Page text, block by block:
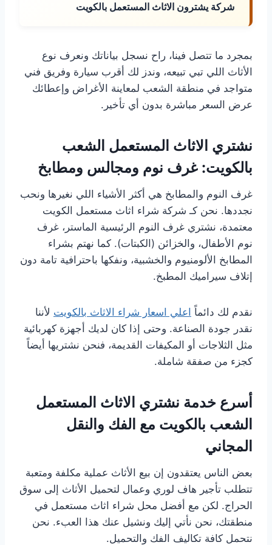
شركة يشترون الاثاث المستعمل بالكويت
بمجرد ما تتصل فينا، راح نسجل بياناتك ونعرف نوع
الأثاث اللي تبي تبيعه، وندز لك أقرب سيارة وفريق فني
متواجد في منطقة الشعب لمعاينة الأغراض وإعطائك
عرض السعر مباشرة بدون أي تأخير.
نشتري الاثاث المستعمل الشعب
بالكويت: غرف نوم ومجالس ومطابخ
غرف النوم والمطابخ هي أكثر الأشياء اللي نغيرها ونحب
نجددها. نحن كـ شركة شراء اثاث مستعمل الكويت
معتمدة، نشتري غرف النوم الرئيسية الماستر، غرف
نوم الأطفال، والخزائن (الكبتات). كما نهتم بشراء
المطابخ الألومنيوم والخشبية، ونفكها باحترافية تامة دون
إتلاف سيراميك المطبخ.
نقدم لك دائماً اعلي اسعار شراء الاثاث بالكويت لأننا
نقدر جودة الصناعة. وحتى إذا كان لديك أجهزة كهربائية
مثل الثلاجات أو المكيفات القديمة، فنحن نشتريها أيضاً
كجزء من صفقة شاملة.
أسرع خدمة نشتري الاثاث المستعمل
الشعب بالكويت مع الفك والنقل
المجاني
بعض الناس يعتقدون إن بيع الأثاث عملية مكلفة ومتعبة
تتطلب تأجير هاف لوري وعمال لتحميل الأثاث إلى سوق
الحراج. لكن مع أفضل محل شراء اثاث مستعمل في
منطقتك، نحن نأتي إليك ونشيل عنك هذا العبء. نحن
نتحمل كافة تكاليف الفك والتحميل.